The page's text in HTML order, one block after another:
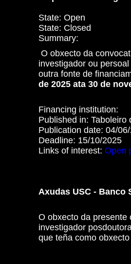
State: Open
State: Closed
Summary:
O obxecto da
investigador ou
outra fonte de
de 2025 ata 30 de
Financing institution:
Published in: Taboleiro
Publication date: 04/
Deadline: 15/10/2025
Links of interest: Open
Axudas USC - Banco
O obxecto da presente
investigador
que teña como